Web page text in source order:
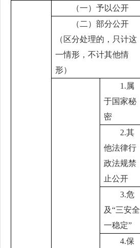
（一）予以公开
（二）部分公开
（区分处理的，只计这
一情形，不计其他情
形）
1.属
于国家秘
密
2.其
他法律行
政法规禁
止公开
3.危
及“三安全
一稳定”
4.保